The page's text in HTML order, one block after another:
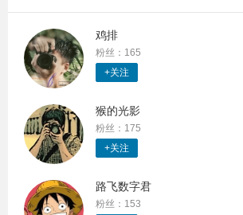
鸡排
粉丝：165
+关注
猴的光影
粉丝：175
+关注
路飞数字君
粉丝：153